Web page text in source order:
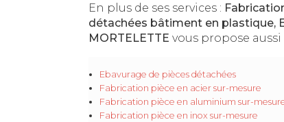
En plus de ses services :
détachées bâtiment en plastique,
MORTELETTE vous propose aussi
Ebavurage de pièces détachées
Fabrication pièce en acier sur-mesure
Fabrication pièce en aluminium sur-
Fabrication pièce en inox sur-mesure